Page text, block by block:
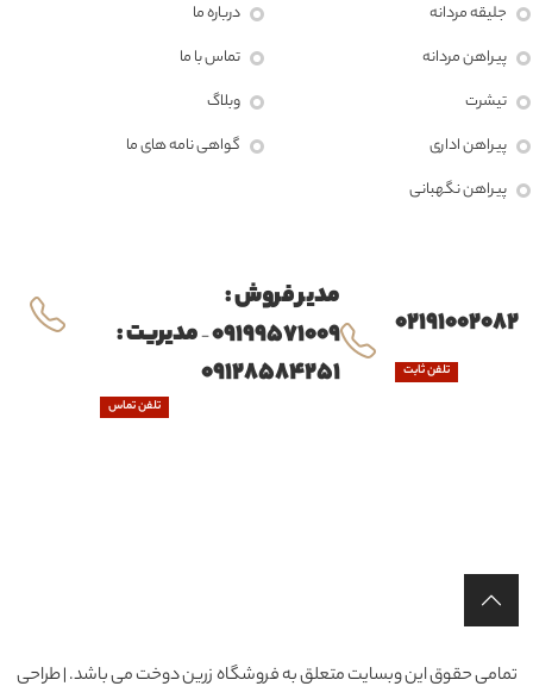
جلیقه مردانه
پیراهن مردانه
تیشرت
پیراهن اداری
پیراهن نگهبانی
درباره ما
تماس با ما
وبلاگ
گواهی نامه های ما
02191002082
تلفن ثابت
مدیر فروش :
09199571009
-مدیریت :
09128584251
تلفن تماس
تمامی حقوق این وبسایت متعلق به فروشگاه زرین دوخت می باشد. | طراحی